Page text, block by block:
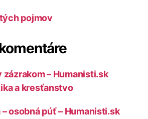
pojmov
– Humanisti.sk
a kresťanstvo
osobná púť – Humanisti.sk